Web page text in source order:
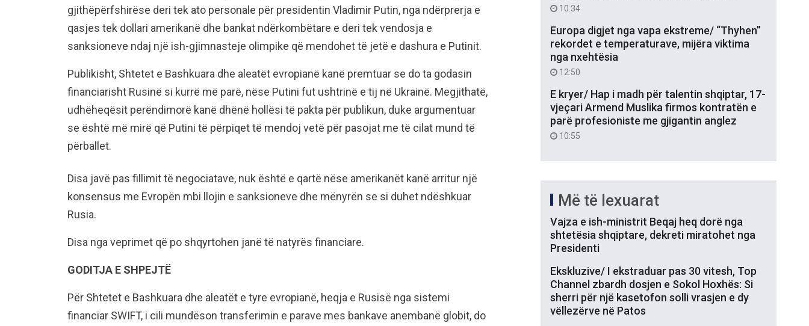
gjithëpërfshirëse deri tek ato personale për presidentin Vladimir Putin, nga ndërprerja e
qasjes tek dollari amerikanë dhe bankat ndërkombëtare e deri tek vendosja e
sanksioneve ndaj një ish-gjimnasteje olimpike që mendohet të jetë e dashura e Putinit.
Publikisht, Shtetet e Bashkuara dhe aleatët evropianë kanë premtuar se do ta godasin
financiarisht Rusinë si kurrë më parë, nëse Putini fut ushtrinë e tij në Ukrainë. Megjithatë,
udhëheqësit perëndimorë kanë dhënë hollësi të pakta për publikun, duke argumentuar
se është më mirë që Putini të përpiqet të mendoj vetë për pasojat me të cilat mund të
përballet.
Disa javë pas fillimit të negociatave, nuk është e qartë nëse amerikanët kanë arritur një
konsensus me Evropën mbi llojin e sanksioneve dhe mënyrën se si duhet ndëshkuar
Rusia.
Disa nga veprimet që po shqyrtohen janë të natyrës financiare.
GODITJA E SHPEJTË
Për Shtetet e Bashkuara dhe aleatët e tyre evropianë, heqja e Rusisë nga sistemi
financiar SWIFT, i cili mundëson transferimin e parave mes bankave anembanë globit, do
10:34
Europa digjet nga vapa ekstreme/ “Thyhen”
rekordet e temperaturave, mijëra viktima
nga nxehtësia
12:50
E kryer/ Hap i madh për talentin shqiptar, 17-
vjeçari Armend Muslika firmos kontratën e
parë profesioniste me gjigantin anglez
10:55
Më të lexuarat
Vajza e ish-ministrit Beqaj heq dorë nga
shtetësia shqiptare, dekreti miratohet nga
Presidenti
Ekskluzive/ I ekstraduar pas 30 vitesh, Top
Channel zbardh dosjen e Sokol Hoxhës: Si
sherri për një kasetofon solli vrasjen e dy
vëllezërve në Patos